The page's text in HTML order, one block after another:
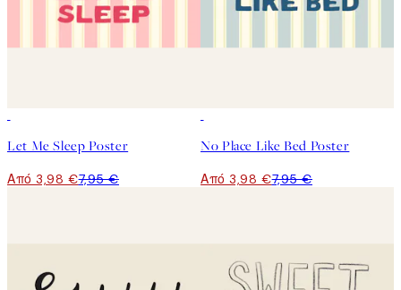
Let Me Sleep Poster
Από 3,98 €7,95 €
No Place Like Bed Poster
Από 3,98 €7,95 €